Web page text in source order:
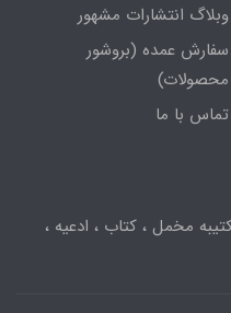
وبلاگ انتشارات مشهور
سفارش عمده (بروشور
محصولات)
تماس با ما
مخمل ، کتاب ، ادعیه ،